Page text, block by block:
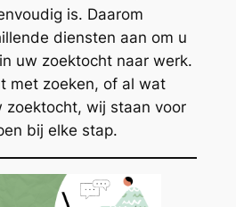
is. Daarom
diensten aan om u
uw zoektocht naar werk.
met zoeken, of al wat
zoektocht, wij staan voor
bij elke stap.